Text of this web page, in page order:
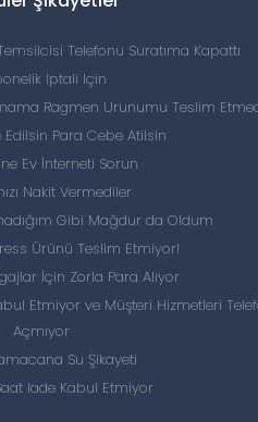
Telefonu Suratıma Kapattı
Iptali Için
Ragmen Urunumu Teslim
Edilsin Para Cebe Atilsin
Ev İnterneti Sorun
Nakit Vermediler
Gibi Mağdur da Oldum
Ürünü Teslim Etmiyor!
İçin Zorla Para Alıyor
Etmiyor ve Müşteri Hizmetleri
Açmıyor
Su Şikayeti
Iade Kabul Etmiyor